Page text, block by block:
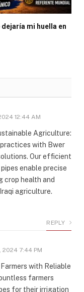
dejaría mi huella en
12:44 AM
Agriculture:
with Bwer
Our efficient
enable precise
crop health and
agriculture.
REPLY
2024 7:44 PM
with Reliable
farmers
for their irrigation